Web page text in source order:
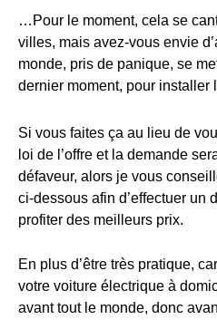
…Pour le moment, cela se
villes, mais avez-vous envie
monde, pris de panique, se
dernier moment, pour installer
Si vous faites ça au lieu de
loi de l’offre et la demande
défaveur, alors je vous
ci-dessous afin d’effectuer un
profiter des meilleurs prix.
En plus d’être très pratique,
votre voiture électrique à
avant tout le monde, donc